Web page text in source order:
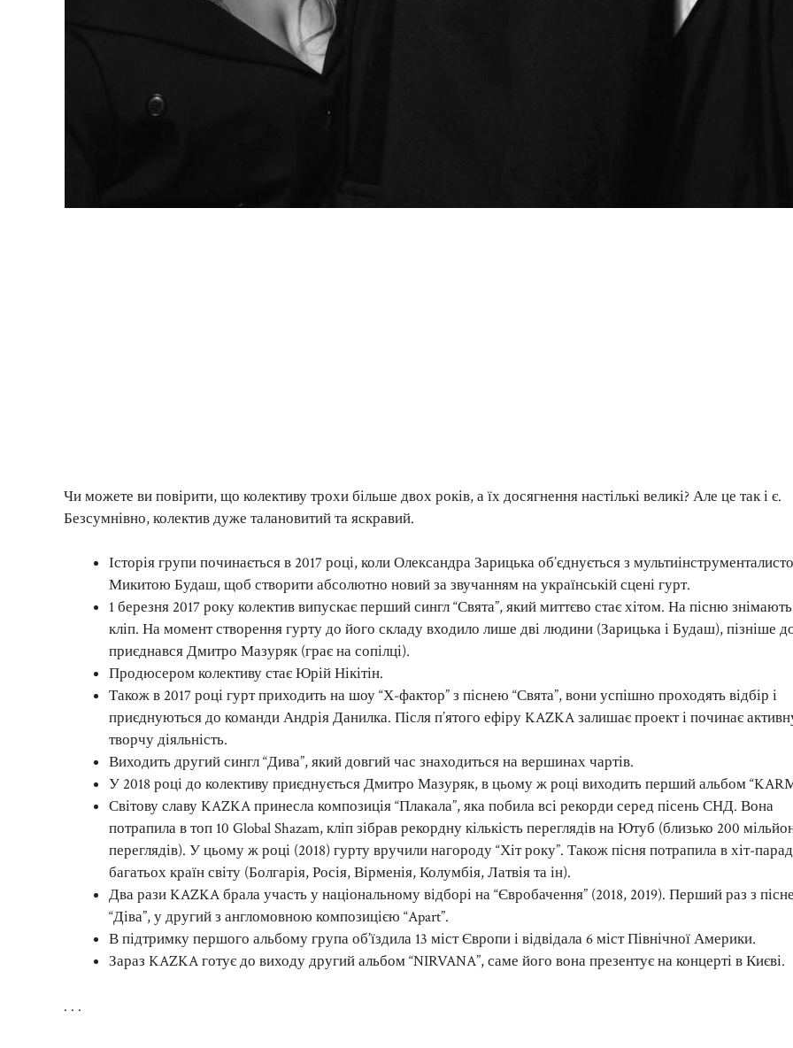
Чи можете ви повірити, що колективу трохи більше двох років, а їх досягнення настількі великі? Але це так і є.
Безсумнівно, колектив дуже талановитий та яскравий.
Історія групи починається в 2017 році, коли Олександра Зарицька об’єднується з
Микитою Будаш, щоб створити абсолютно новий за звучанням на українській сцені гурт.
1 березня 2017 року колектив випускає перший сингл “Свята”, який миттєво стає хітом. На пісню знімають
кліп. На момент створення гурту до його складу входило лише дві людини (Зарицька і Будаш), пізніше
приєднався Дмитро Мазуряк (грає на сопілці).
Продюсером колективу стає Юрій Нікітін.
Також в 2017 році гурт приходить на шоу “Х-фактор” з піснею “Свята”, вони успішно проходять відбір і
приєднуються до команди Андрія Данилка. Після п’ятого ефіру KAZKA залишає проект і починає
творчу діяльність.
Виходить другий сингл “Дива”, який довгий час знаходиться на вершинах чартів.
У 2018 році до колективу приєднується Дмитро Мазуряк, в цьому ж році виходить перший альбом
Світову славу KAZKA принесла композиція “Плакала”, яка побила всі рекорди серед пісень СНД. Вона
потрапила в топ 10 Global Shazam, кліп зібрав рекордну кількість переглядів на Ютуб (близько 200
переглядів). У цьому ж році (2018) гурту вручили нагороду “Хіт року”. Також пісня потрапила в хіт-
багатьох країн світу (Болгарія, Росія, Вірменія, Колумбія, Латвія та ін).
Два рази KAZKA брала участь у національному відборі на “Євробачення” (2018, 2019). Перший раз з
“Діва”, у другий з англомовною композицією “Apart”.
В підтримку першого альбому група об’їздила 13 міст Європи і відвідала 6 міст Північної Америки.
Зараз KAZKA готує до виходу другий альбом “NIRVANA”, саме його вона презентує на концерті в Києві.
. . .